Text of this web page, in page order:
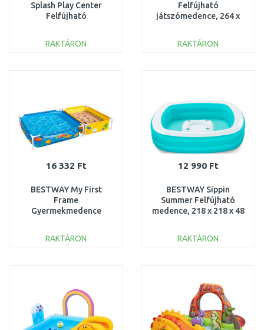
Splash Play Center
Felfújható
140 x 137 cm 53160
RAKTÁRON
Felfújható
játszómedence, 264 x
RAKTÁRON
16 332 Ft
BESTWAY My First
Frame
Gyermekmedence
x 30,5 cm 561CF
RAKTÁRON
12 990 Ft
BESTWAY Sippin
Summer Felfújható
medence, 218 x 218 x 48
RAKTÁRON